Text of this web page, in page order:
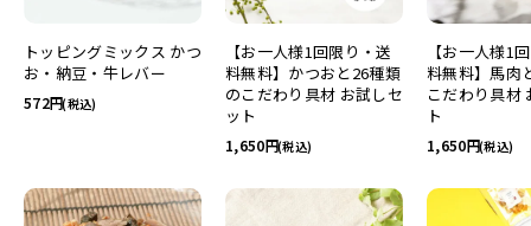
トッピングミックス かつ
お・納豆・牛レバー
572 (税込)
【お一人様1回限り・送
料無料】かつおと26種類
のこだわり具材 お試しセ
ット
1,650 (税込)
【お一人様1
料無料】馬肉
こだわり具材
ト
1,650 (税込)